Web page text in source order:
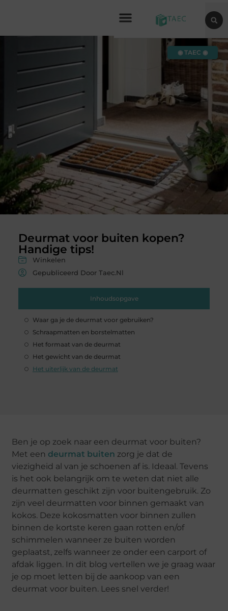
Deurmat voor buiten kopen?
Handige tips!
Winkelen
Gepubliceerd Door Taec.nl
Inhoudsopgave
Waar ga je de deurmat voor gebruiken?
Schraapmatten en borstelmatten
Het formaat van de deurmat
Het gewicht van de deurmat
Het uiterlijk van de deurmat
◉ TAEC ◉
Ben je op zoek naar een deurmat voor buiten?
Met een deurmat buiten zorg je dat de
viezigheid al van je schoenen af is. Ideaal. Tevens
is het ook belangrijk om te weten dat niet alle
deurmatten geschikt zijn voor buitengebruik. Zo
zijn veel deurmatten voor binnen gemaakt van
kokos. Deze kokosmatten voor binnen zullen
binnen de kortste keren gaan rotten en/of
schimmelen wanneer ze buiten worden
geplaatst, zelfs wanneer ze onder een carport of
afdak liggen. In dit blog vertellen we je graag waar
je op moet letten bij de aankoop van een
deurmat voor buiten. Lees snel verder!